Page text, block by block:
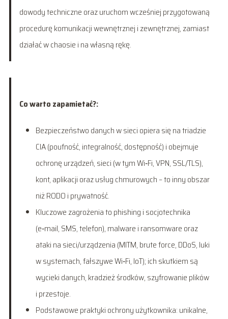
dowody techniczne oraz uruchom wcześniej przygotowaną
procedurę komunikacji wewnętrznej i zewnętrznej, zamiast
działać w chaosie i na własną rękę.
Co warto zapamietać?:
Bezpieczeństwo danych w sieci opiera się na triadzie
CIA (poufność, integralność, dostępność) i obejmuje
ochronę urządzeń, sieci (w tym Wi‑Fi, VPN, SSL/TLS),
kont, aplikacji oraz usług chmurowych – to inny obszar
niż RODO i prywatność.
Kluczowe zagrożenia to phishing i socjotechnika
(e‑mail, SMS, telefon), malware i ransomware oraz
ataki na sieci/urządzenia (MITM, brute force, DDoS, luki
w systemach, fałszywe Wi‑Fi, IoT); ich skutkiem są
wycieki danych, kradzież środków, szyfrowanie plików
i przestoje.
Podstawowe praktyki ochrony użytkownika: unikalne,